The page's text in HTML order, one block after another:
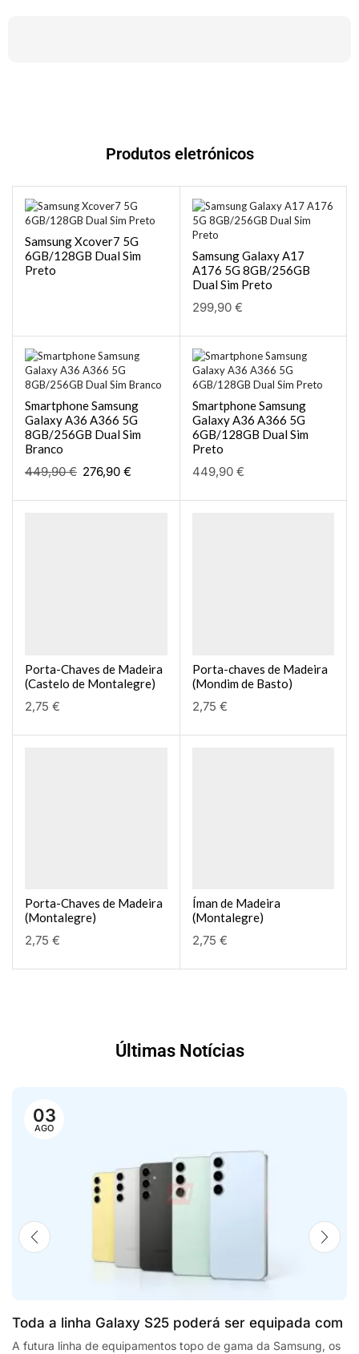
Produtos eletrónicos
Samsung Xcover7 5G
6GB/128GB Dual Sim
Preto
Samsung Galaxy A17
A176 5G 8GB/256GB
Dual Sim Preto
299,90 €
Smartphone Samsung
Galaxy A36 A366 5G
8GB/256GB Dual Sim
Branco
449,90€ 276,90 €
Smartphone Samsung
Galaxy A36 A366 5G
6GB/128GB Dual Sim
Preto
449,90 €
Porta-Chaves de Madeira
(Castelo de Montalegre)
2,75 €
Porta-chaves de Madeira
(Mondim de Basto)
2,75 €
Porta-Chaves de Madeira
(Montalegre)
2,75 €
Íman de Madeira
(Montalegre)
2,75 €
Últimas Notícias
03
AGO
Toda a linha Galaxy S25 poderá ser equipada com
processadores SnapdragonSegway Ninebot E2,
A futura linha de equipamentos topo de gama da Samsung, os